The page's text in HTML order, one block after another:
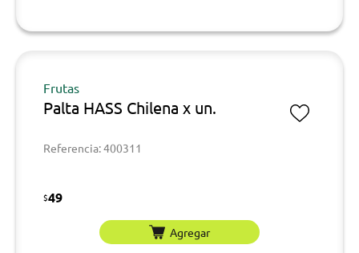
Frutas
Palta HASS Chilena x un.
Referencia: 400311
$49
Agregar